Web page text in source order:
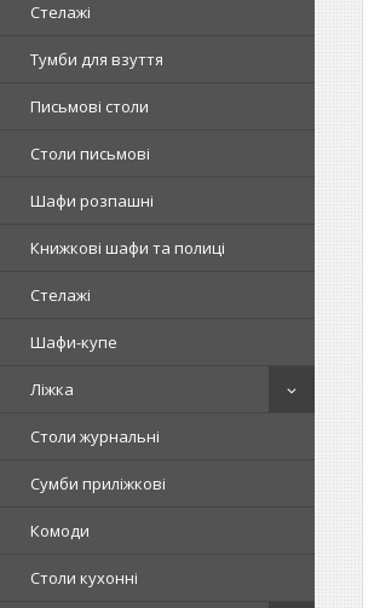
Стелажі
Тумби для взуття
Письмові столи
Столи письмові
Шафи розпашні
Книжкові шафи та полиці
Стелажі
Шафи-купе
Ліжка
Столи журнальні
Сумби приліжкові
Комоди
Столи кухонні